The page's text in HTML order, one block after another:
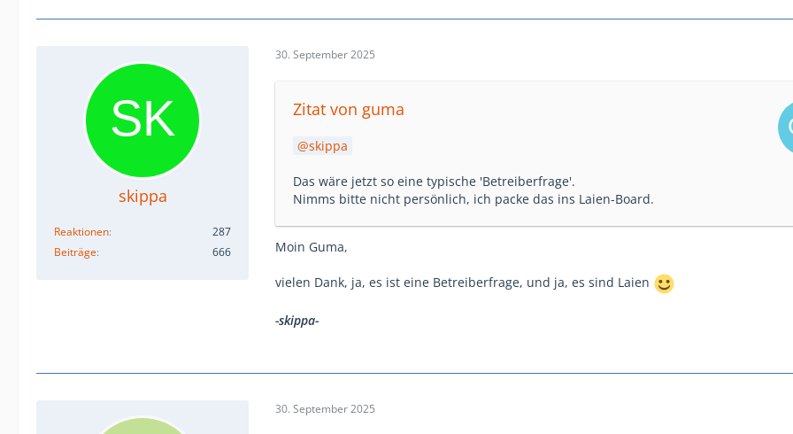
skippa
Reaktionen
287
Beiträge
666
30. September 2025
Zitat von guma
skippa
Das wäre jetzt so eine typische 'Betreiberfrage'.
Nimms bitte nicht persönlich, ich packe das ins Laien-Board.
Moin Guma,
vielen Dank, ja, es ist eine Betreiberfrage, und ja, es sind Laien
-skippa-
30. September 2025